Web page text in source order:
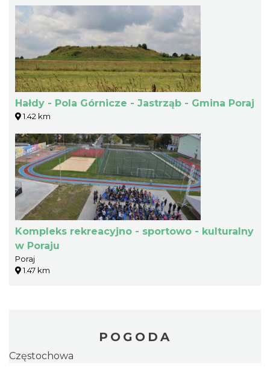
Hałdy - Pola Górnicze - Jastrząb - Gmina Poraj
1.42 km
Kompleks rekreacyjno - sportowo - kulturalny
w Poraju
Poraj
1.47 km
POGODA
Częstochowa